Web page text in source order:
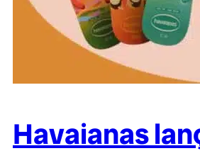
Havaianas